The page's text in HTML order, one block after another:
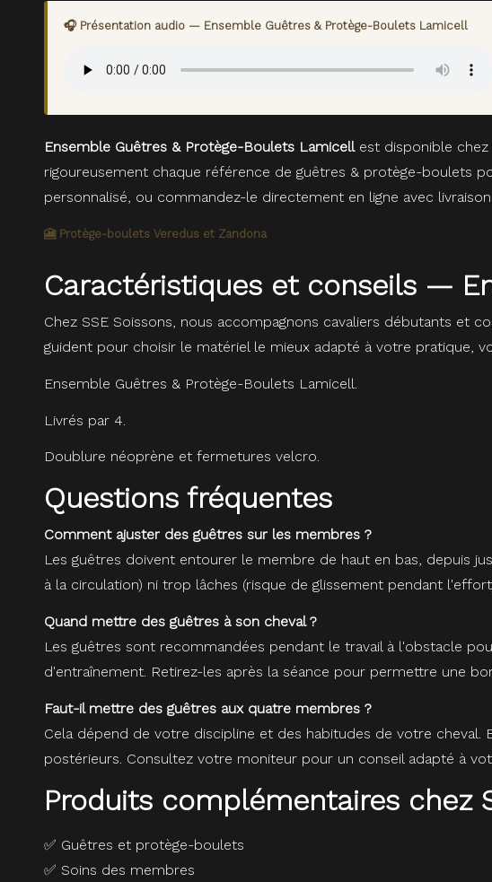
🎧 Présentation audio — Ensemble Guêtres & Protège-Boulets Lamicell
Ensemble Guêtres & Protège-Boulets Lamicellest disponible chez
rigoureusement chaque référence de guêtres & protège-boulets
personnalisé, ou commandez-le directement en ligne avec
🎦 Protège-boulets Veredus et Zandona
Caractéristiques et conseils —
Chez SSE Soissons, nous accompagnons cavaliers débutants et
guident pour choisir le matériel le mieux adapté à votre pratique,
Ensemble Guêtres & Protège-Boulets Lamicell.
Livrés par 4.
Doublure néoprène et fermetures velcro.
Questions fréquentes
Comment ajuster des guêtres sur les membres ?
Les guêtres doivent entourer le membre de haut en bas, depuis
à la circulation) ni trop lâches (risque de glissement pendant
Quand mettre des guêtres à son cheval ?
Les guêtres sont recommandées pendant le travail à l'obstacle
d'entraînement. Retirez-les après la séance pour permettre une
Faut-il mettre des guêtres aux quatre membres ?
Cela dépend de votre discipline et des habitudes de votre
postérieurs. Consultez votre moniteur pour un conseil adapté à
Produits complémentaires chez
✅ Guêtres et protège-boulets
✅ Soins des membres